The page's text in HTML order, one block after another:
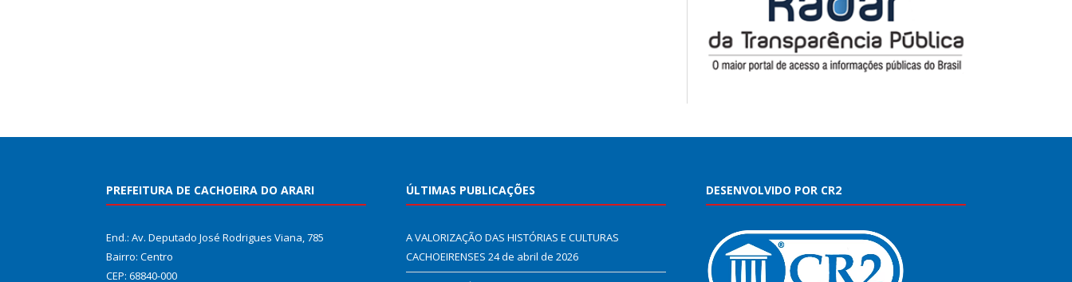
PREFEITURA DE CACHOEIRA DO ARARI
End.: Av. Deputado José Rodrigues Viana, 785
Bairro: Centro
CEP: 68840-000
ÚLTIMAS PUBLICAÇÕES
A VALORIZAÇÃO DAS HISTÓRIAS E CULTURAS
CACHOEIRENSES 24 de abril de 2026
DESENVOLVIDO POR CR2